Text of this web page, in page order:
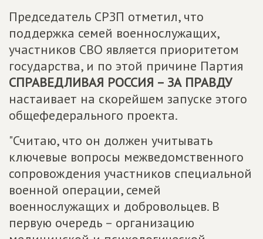
Председатель СРЗП отметил, что
поддержка семей военнослужащих,
участников СВО является приоритетом
государства, и по этой причине Партия
СПРАВЕДЛИВАЯ РОССИЯ – ЗА ПРАВДУ
настаивает на скорейшем запуске этого
общефедерального проекта.
"Считаю, что он должен учитывать
ключевые вопросы межведомственного
сопровождения участников специальной
военной операции, семей
военнослужащих и добровольцев. В
первую очередь – организацию